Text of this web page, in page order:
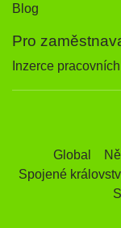
Blog
Pro
Inzerce
Global
Spojené